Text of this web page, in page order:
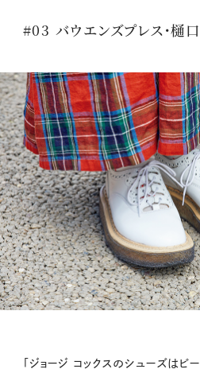
#03 バウエンズプレス・樋
「ジョージ コックスのシューズはビ